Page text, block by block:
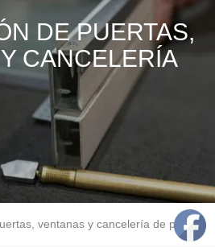
DE PUERTAS,
CANCELERÍA
ventanas y cancelería de pvc